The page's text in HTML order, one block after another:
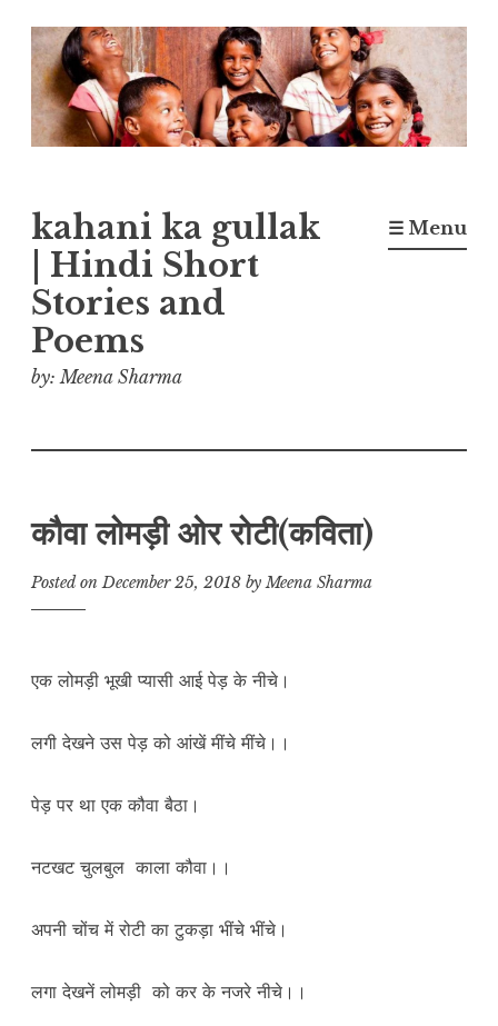
Skip
to
content
kahani ka gullak
| Hindi Short
Stories and
Poems
by: Meena Sharma
☰ Menu
कौवा लोमड़ी ओर रोटी(कविता)
Posted onDecember 25, 2018 byMeena Sharma
एक लोमड़ी भूखी प्यासी आई पेड़ के नीचे।
लगी देखने उस पेड़ को आंखें मींचे मींचे।।
पेड़ पर था एक कौवा बैठा।
नटखट चुलबुल काला कौवा।।
अपनी चोंच में रोटी का टुकड़ा भींचे भींचे।
लगा देखनें लोमड़ी को कर के नजरे नीचे।।